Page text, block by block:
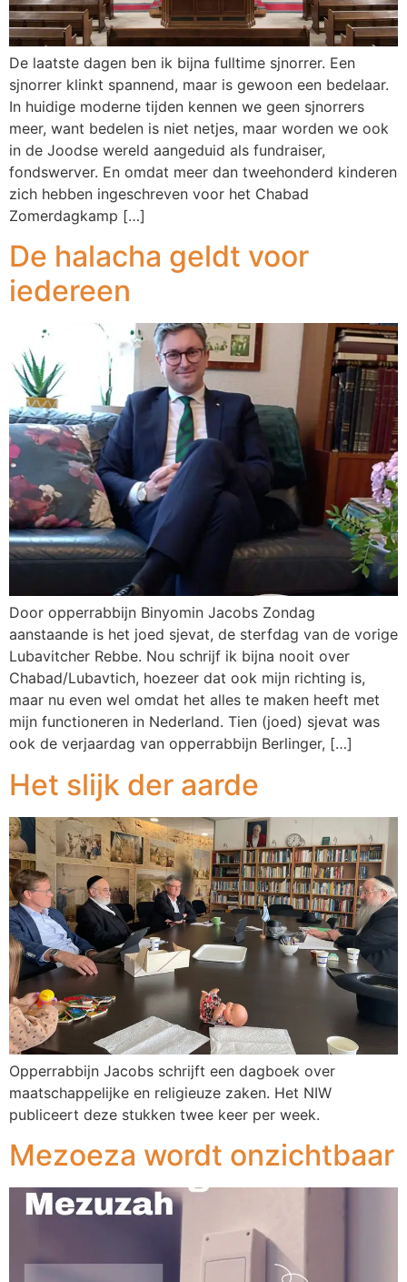
De laatste dagen ben ik bijna fulltime sjnorrer. Een
sjnorrer klinkt spannend, maar is gewoon een bedelaar.
In huidige moderne tijden kennen we geen sjnorrers
meer, want bedelen is niet netjes, maar worden we ook
in de Joodse wereld aangeduid als fundraiser,
fondswerver. En omdat meer dan tweehonderd kinderen
zich hebben ingeschreven voor het Chabad
Zomerdagkamp […]
De halacha geldt voor
iedereen
Door opperrabbijn Binyomin Jacobs Zondag
aanstaande is het joed sjevat, de sterfdag van de vorige
Lubavitcher Rebbe. Nou schrijf ik bijna nooit over
Chabad/Lubavtich, hoezeer dat ook mijn richting is,
maar nu even wel omdat het alles te maken heeft met
mijn functioneren in Nederland. Tien (joed) sjevat was
ook de verjaardag van opperrabbijn Berlinger, […]
Het slijk der aarde
Opperrabbijn Jacobs schrijft een dagboek over
maatschappelijke en religieuze zaken. Het NIW
publiceert deze stukken twee keer per week.
Mezoeza wordt onzichtbaar